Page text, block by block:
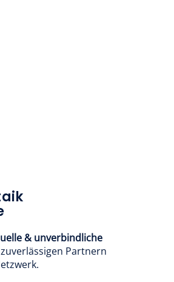
& unverbindliche
Partnern